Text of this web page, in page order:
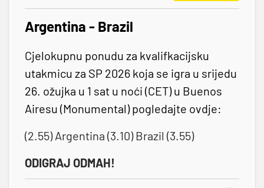
Argentina - Brazil
Cjelokupnu ponudu za kvalifkacijsku
utakmicu za SP 2026 koja se igra u srijedu
26. ožujka u 1 sat u noći (CET) u Buenos
Airesu (Monumental) pogledajte ovdje:
(2.55) Argentina (3.10) Brazil (3.55)
ODIGRAJ ODMAH!